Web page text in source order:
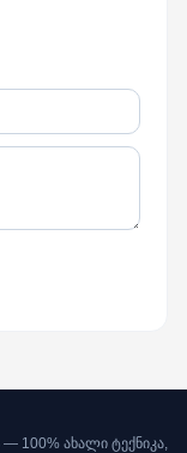
— 100% ახალი ტექნიკა,